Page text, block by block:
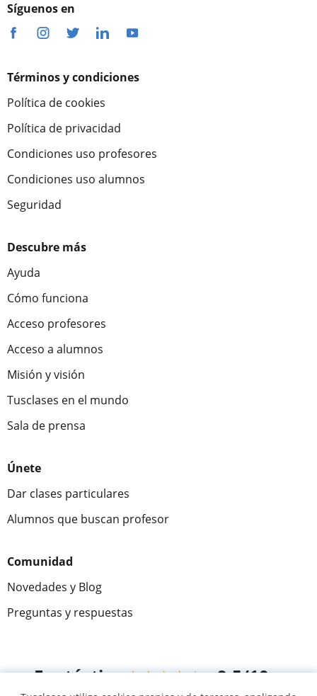
Síguenos en
Términos y condiciones
Política de cookies
Política de privacidad
Condiciones uso profesores
Condiciones uso alumnos
Seguridad
Descubre más
Ayuda
Cómo funciona
Acceso profesores
Acceso a alumnos
Misión y visión
Tusclases en el mundo
Sala de prensa
Únete
Dar clases particulares
Alumnos que buscan profesor
Comunidad
Novedades y Blog
Preguntas y respuestas
Fantástica★★★★★ 9,5/10